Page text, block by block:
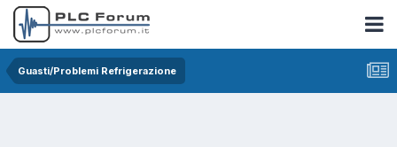
Guasti/Problemi Refrigerazione